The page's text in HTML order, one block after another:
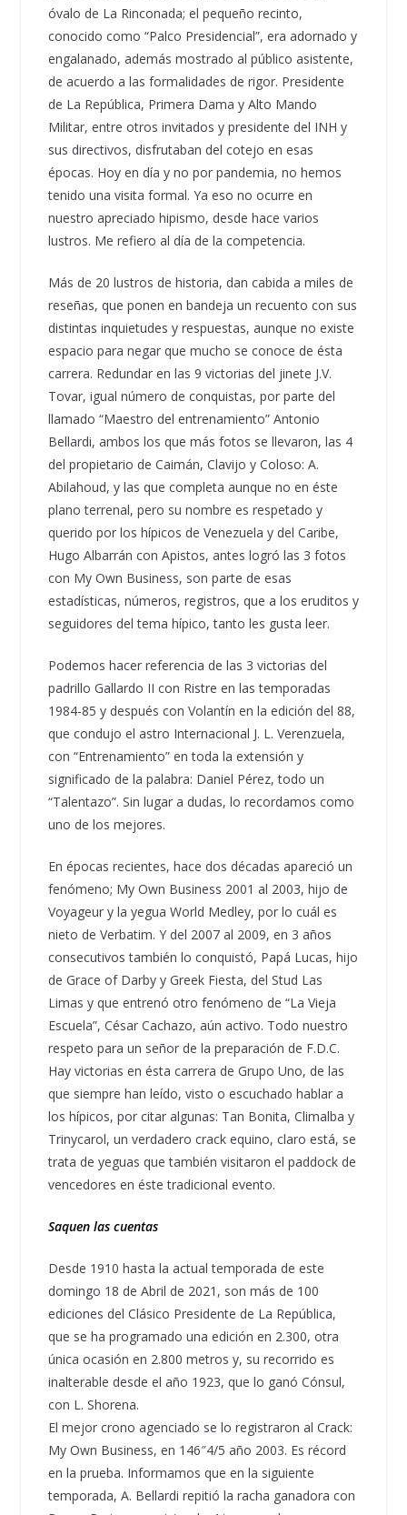
óvalo de La Rinconada; el pequeño recinto,
conocido como “Palco Presidencial”, era adornado y
engalanado, además mostrado al público asistente,
de acuerdo a las formalidades de rigor. Presidente
de La República, Primera Dama y Alto Mando
Militar, entre otros invitados y presidente del INH y
sus directivos, disfrutaban del cotejo en esas
épocas. Hoy en día y no por pandemia, no hemos
tenido una visita formal. Ya eso no ocurre en
nuestro apreciado hipismo, desde hace varios
lustros. Me refiero al día de la competencia.
Más de 20 lustros de historia, dan cabida a miles de
reseñas, que ponen en bandeja un recuento con sus
distintas inquietudes y respuestas, aunque no existe
espacio para negar que mucho se conoce de ésta
carrera. Redundar en las 9 victorias del jinete J.V.
Tovar, igual número de conquistas, por parte del
llamado “Maestro del entrenamiento” Antonio
Bellardi, ambos los que más fotos se llevaron, las 4
del propietario de Caimán, Clavijo y Coloso: A.
Abilahoud, y las que completa aunque no en éste
plano terrenal, pero su nombre es respetado y
querido por los hípicos de Venezuela y del Caribe,
Hugo Albarrán con Apistos, antes logró las 3 fotos
con My Own Business, son parte de esas
estadísticas, números, registros, que a los eruditos y
seguidores del tema hípico, tanto les gusta leer.
Podemos hacer referencia de las 3 victorias del
padrillo Gallardo II con Ristre en las temporadas
1984-85 y después con Volantín en la edición del 88,
que condujo el astro Internacional J. L. Verenzuela,
con “Entrenamiento” en toda la extensión y
significado de la palabra: Daniel Pérez, todo un
“Talentazo”. Sin lugar a dudas, lo recordamos como
uno de los mejores.
En épocas recientes, hace dos décadas apareció un
fenómeno; My Own Business 2001 al 2003, hijo de
Voyageur y la yegua World Medley, por lo cuál es
nieto de Verbatim. Y del 2007 al 2009, en 3 años
consecutivos también lo conquistó, Papá Lucas, hijo
de Grace of Darby y Greek Fiesta, del Stud Las
Limas y que entrenó otro fenómeno de “La Vieja
Escuela”, César Cachazo, aún activo. Todo nuestro
respeto para un señor de la preparación de F.D.C.
Hay victorias en ésta carrera de Grupo Uno, de las
que siempre han leído, visto o escuchado hablar a
los hípicos, por citar algunas: Tan Bonita, Climalba y
Trinycarol, un verdadero crack equino, claro está, se
trata de yeguas que también visitaron el paddock de
vencedores en éste tradicional evento.
Saquen las cuentas
Desde 1910 hasta la actual temporada de este
domingo 18 de Abril de 2021, son más de 100
ediciones del Clásico Presidente de La República,
que se ha programado una edición en 2.300, otra
única ocasión en 2.800 metros y, su recorrido es
inalterable desde el año 1923, que lo ganó Cónsul,
con L. Shorena.
El mejor crono agenciado se lo registraron al Crack:
My Own Business, en 146″4/5 año 2003. Es récord
en la prueba. Informamos que en la siguiente
temporada, A. Bellardi repitió la racha ganadora con